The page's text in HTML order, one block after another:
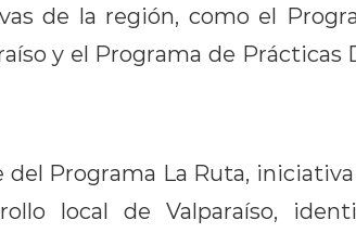
de la región, como el
y el Programa de
Programa La Ruta,
local de Valparaíso,